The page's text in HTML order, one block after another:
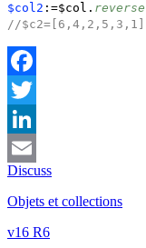
$col2 :=$col. reverse
//$c2=[6,4,2,5,3,1]
Facebook
Twitter
LinkedIn
Email
Discuss
Objets et collections
v16 R6